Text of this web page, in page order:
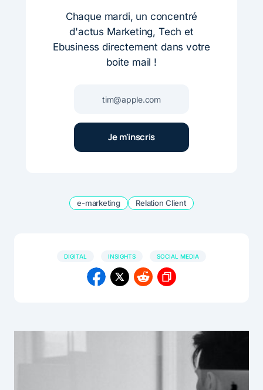
Chaque mardi, un concentré
d'actus Marketing, Tech et
Ebusiness directement dans votre
boite mail !
e-marketing Relation Client
DIGITAL INSIGHTS SOCIAL MEDIA